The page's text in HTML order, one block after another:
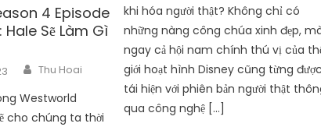
4 Episode
Sẽ Làm Gì
Author
Thu Hoai
Westworld
cho chúng ta thời
khi hóa người thật? Không chỉ có
những nàng công chúa xinh đẹp,
ngay cả hội nam chính thú vị của
giới hoạt hình Disney cũng từng
tái hiện với phiên bản người thật
qua công nghệ […]